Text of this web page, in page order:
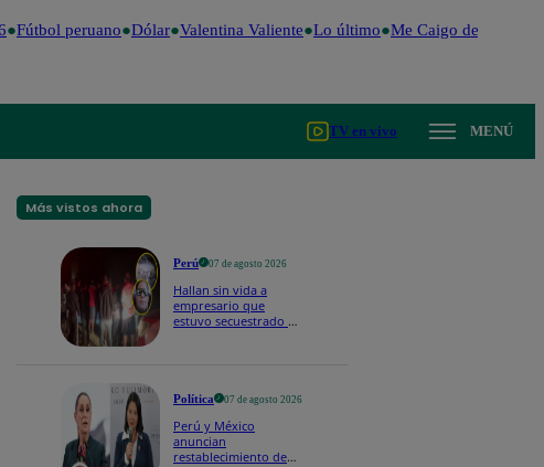
Fútbol peruano Dólar Valentina Valiente Lo último Me Caigo de Risa
TV en vivo MENÚ
Más vistos ahora
Perú 07 de agosto 2026
Hallan sin vida a
empresario que
estuvo secuestrado en
Política 07 de agosto 2026
Perú y México
anuncian
restablecimiento de